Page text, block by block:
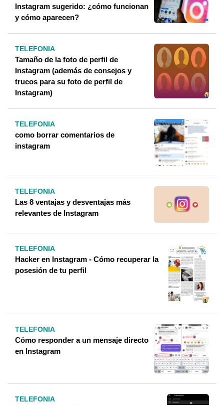
Instagram sugerido: ¿cómo funcionan
y cómo aparecen?
TELEFONIA
Tamaño de la foto de perfil de
Instagram (además de consejos y
trucos para su foto de perfil de
Instagram)
TELEFONIA
como borrar comentarios de
instagram
TELEFONIA
Las 8 ventajas y desventajas más
relevantes de Instagram
TELEFONIA
Hacker en Instagram - Cómo recuperar la
posesión de tu perfil
TELEFONIA
Cómo responder a un mensaje directo
en Instagram
TELEFONIA